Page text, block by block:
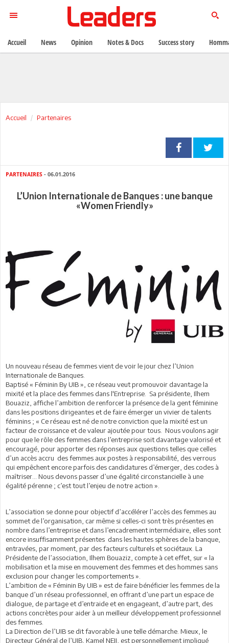
Accueil Partenaires
PARTENAIRES - 06.01.2016
L’Union Internationale de Banques : une banque
«Women Friendly»
Un nouveau réseau de femmes vient de voir le jour chez l’Union
Internationale de Banques.
Baptisé « Féminin By UIB », ce réseau veut promouvoir davantage la
mixité et la place des femmes dans l'Entreprise. Sa présidente, Ilhem
Bouaziz, affiche l’ambition de renforcer la présence de la gent féminine
dans les positions dirigeantes et de faire émerger un vivier de talents
féminins ; « Ce réseau est né de notre conviction que la mixité est un
facteur de croissance et de valeur ajoutée pour tous. Nous voulons agir
pour que le rôle des femmes dans l’entreprise soit davantage valorisé et
encouragé, pour apporter des réponses aux questions telles que celles
d’un accès accru des femmes aux postes à responsabilité, des verrous
qui empêchent encore parfois des candidatures d’émerger, des codes à
maîtriser… Nous devons passer d’une égalité circonstancielle à une
égalité pérenne ; c’est tout l’enjeu de notre action ».
L’association se donne pour objectif d’accélérer l’accès des femmes au
sommet de l’organisation, car même si celles-ci sont très présentes en
nombre dans l’entreprise et dans l’encadrement intermédiaire, elles sont
encore insuffisamment présentes dans les hautes sphères de la banque,
entravées, par moment, par des facteurs culturels et sociétaux. La
Présidente de l’association, Ilhem Bouaziz, compte à cet effet, sur « la
mobilisation et la mise en mouvement des femmes et des hommes sans
exclusion pour changer les comportements ».
L’ambition de « Féminin By UIB » est de faire bénéficier les femmes de la
banque d’un réseau professionnel, en offrant d’une part un espace de
dialogue, de partage et d’entraide et en engageant, d’autre part, des
actions concrètes pour aider à un meilleur développement professionnel
des femmes.
La Direction de l’UIB se dit favorable à une telle démarche. Mieux, le
Directeur Général de l’UIB, Kamel NEJI, est personnellement impliqué
Accueil News Opinion Notes & Docs Success story